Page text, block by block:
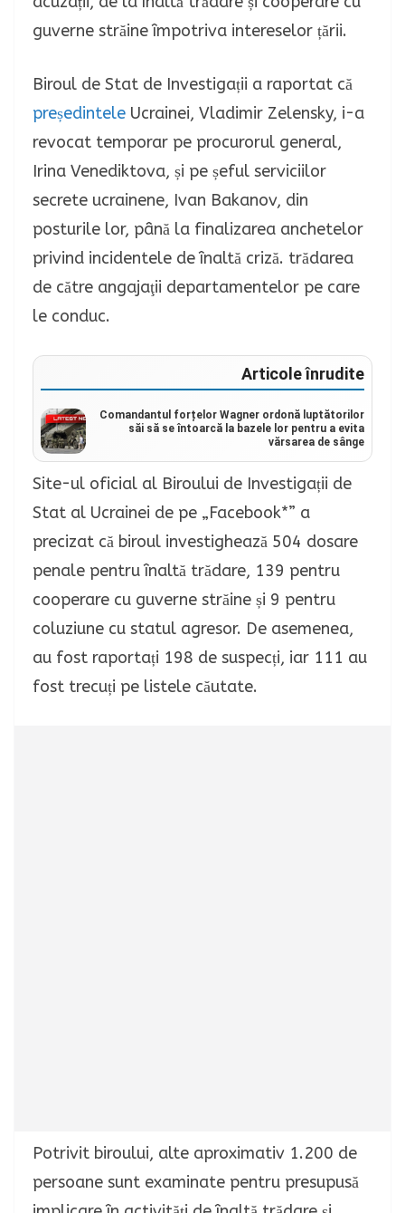
guverne străine împotriva intereselor țării.
Biroul de Stat de Investigații a raportat că
președintele Ucrainei, Vladimir Zelensky, i-a
revocat temporar pe procurorul general,
Irina Venediktova, și pe șeful serviciilor
secrete ucrainene, Ivan Bakanov, din
posturile lor, până la finalizarea anchetelor
privind incidentele de înaltă criză. trădarea
de către angajaţii departamentelor pe care
le conduc.
Articole înrudite
Comandantul forțelor Wagner ordonă luptătorilor
săi să se întoarcă la bazele lor pentru a evita
vărsarea de sânge
Site-ul oficial al Biroului de Investigații de
Stat al Ucrainei de pe „Facebook*” a
precizat că biroul investighează 504 dosare
penale pentru înaltă trădare, 139 pentru
cooperare cu guverne străine și 9 pentru
coluziune cu statul agresor. De asemenea,
au fost raportați 198 de suspecți, iar 111 au
fost trecuți pe listele căutate.
Potrivit biroului, alte aproximativ 1.200 de
persoane sunt examinate pentru presupusă